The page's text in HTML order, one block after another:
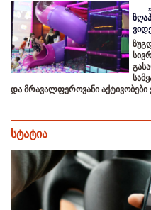
და მრავალფეროვანი
სტატია